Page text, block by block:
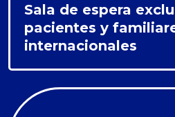
Sala de espera
pacientes y
internacionales